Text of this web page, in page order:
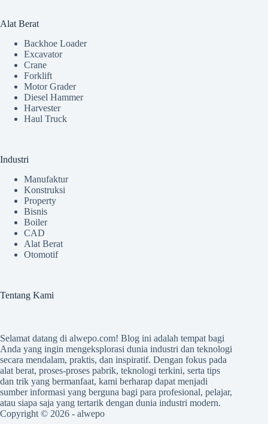
Alat Berat
Backhoe Loader
Excavator
Crane
Forklift
Motor Grader
Diesel Hammer
Harvester
Haul Truck
Industri
Manufaktur
Konstruksi
Property
Bisnis
Boiler
CAD
Alat Berat
Otomotif
Tentang Kami
Selamat datang di alwepo.com! Blog ini adalah tempat bagi
Anda yang ingin mengeksplorasi dunia industri dan teknologi
secara mendalam, praktis, dan inspiratif. Dengan fokus pada
alat berat, proses-proses pabrik, teknologi terkini, serta tips
dan trik yang bermanfaat, kami berharap dapat menjadi
sumber informasi yang berguna bagi para profesional, pelajar,
atau siapa saja yang tertarik dengan dunia industri modern.
Copyright © 2026 - alwepo